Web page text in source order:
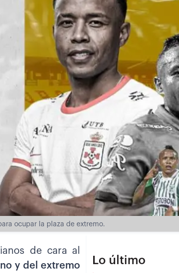
ocupar la plaza de extremo.
de cara al
y del extremo
Lo último